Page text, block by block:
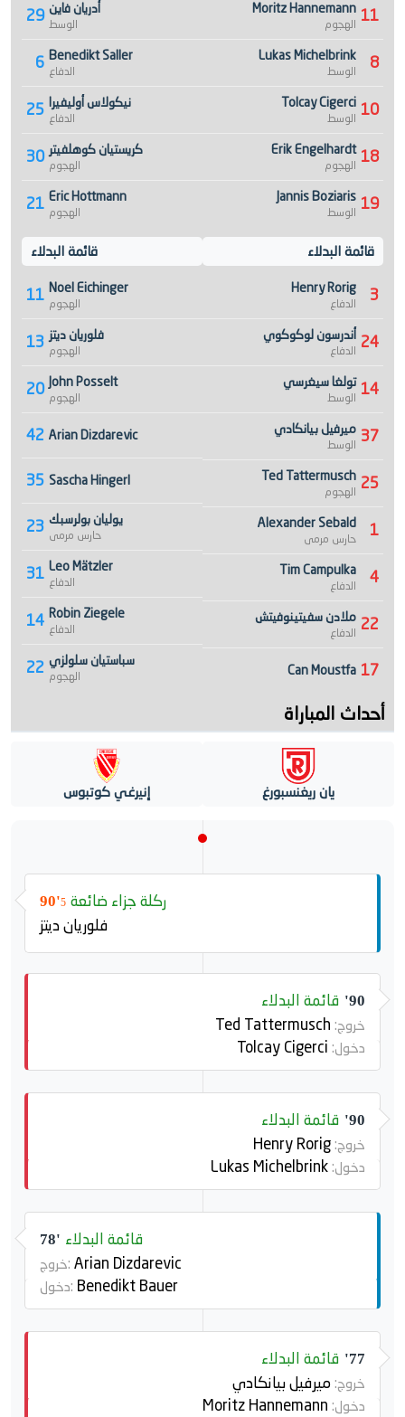
29 أدريان فاين
الوسط
6 Benedikt Saller
الدفاع
25 نيكولاس أوليفيرا
الدفاع
30 كريستيان كوهلفيتر
الهجوم
21 Eric Hottmann
الهجوم
قائمة البدلاء
11 Noel Eichinger
الهجوم
13 فلوريان ديتز
الهجوم
20 John Posselt
الهجوم
42 Arian Dizdarevic
35 Sascha Hingerl
23 يوليان بولرسبك
حارس مرمى
31 Leo Mätzler
الدفاع
14 Robin Ziegele
الدفاع
22 سباستيان سلولزي
الهجوم
11
Moritz Hannemann
الهجوم
8
Lukas Michelbrink
الوسط
10
Tolcay Cigerci
الوسط
18
Erik Engelhardt
الهجوم
19
Jannis Boziaris
الوسط
قائمة البدلاء
3
Henry Rorig
الدفاع
24 أندرسون لوكوكوي
الدفاع
14 تولغا سيغرسي
الوسط
37 ميرفيل بيانكادي
الوسط
25
Ted Tattermusch
الهجوم
1
Alexander Sebald
حارس مرمى
4
Tim Campulka
الدفاع
22 ملادن سفيتينوفيتش
الدفاع
17
Can Moustfa
أحداث المباراة
يان ريغنسبورغ إنيرغي كوتبوس
90'5 ركلة جزاء ضائعة
فلوريان ديتز
90' قائمة البدلاء
خروج:
دخول:
90' قائمة البدلاء
خروج:
دخول:
78' قائمة البدلاء
خروج: Arian Dizdarevic
دخول: Benedikt Bauer
77' قائمة البدلاء
خروج: ميرفيل بيانكادي
دخول: